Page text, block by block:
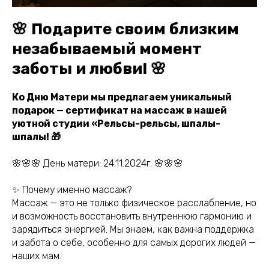
🌸 Подарите своим близким
незабываемый момент
заботы и любви! 🌸
Ко Дню Матери мы предлагаем уникальный
подарок — сертификат на массаж в нашей
уютной студии «Рельсы-рельсы, шпалы-
шпалы! 🎁
🌸🌸🌸 День матери: 24.11.2024г. 🌸🌸🌸
✨ Почему именно массаж?
Массаж — это не только физическое расслабление, но
и возможность восстановить внутреннюю гармонию и
зарядиться энергией. Мы знаем, как важна поддержка
и забота о себе, особенно для самых дорогих людей —
наших мам.